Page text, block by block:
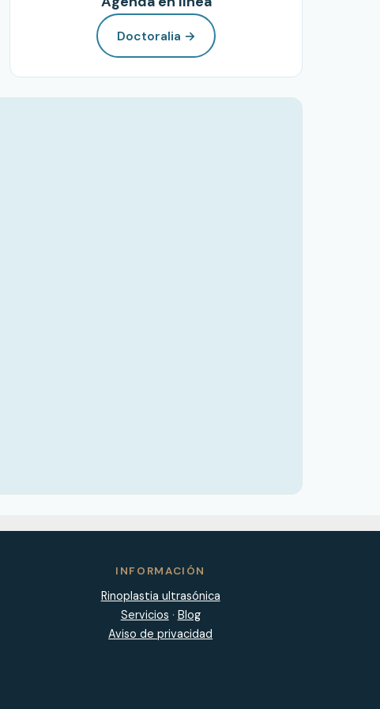
Doctoralia →
INFORMACIÓN
Rinoplastia ultrasónica
Servicios · Blog
Aviso de privacidad